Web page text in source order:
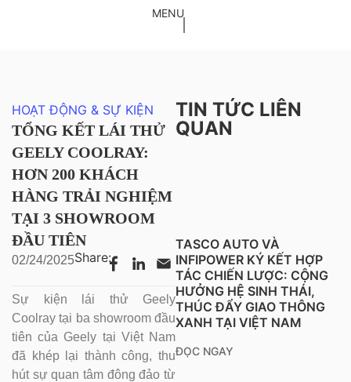
MENU
HOẠT ĐỘNG & SỰ KIỆN
TỔNG KẾT LÁI THỬ
GEELY COOLRAY:
HƠN 200 KHÁCH
HÀNG TRẢI NGHIỆM
TẠI 3 SHOWROOM
ĐẦU TIÊN
02/24/2025Share:
Sự kiện lái thử Geely
Coolray tại ba showroom đầu
tiên của Geely tại Việt Nam
đã khép lại thành công, thu
hút sự quan tâm đông đảo từ
TIN TỨC LIÊN
QUAN
TASCO AUTO VÀ
INFIPOWER KÝ KẾT HỢP
TÁC CHIẾN LƯỢC: CỘNG
HƯỞNG HỆ SINH THÁI,
THÚC ĐẨY GIAO THÔNG
XANH TẠI VIỆT NAM
ĐỌC NGAY